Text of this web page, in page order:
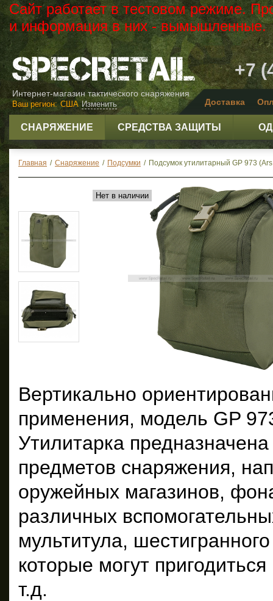
Сайт работает в тестовом режиме.
и информация в них - вымышленные.
Интернет-магазин тактического снаряжения
+7
Доставка
Изменить
Ваш регион: США
СНАРЯЖЕНИЕ СРЕДСТВА ЗАЩИТЫ
Главная / Снаряжение / Подсумки / Подсумок утилитарный GP 973
Нет в наличии
Вертикально
применения, модель GP
Утилитарка
предметов снаряжения,
оружейных магазинов,
различных
мультитула,
которые могут
т.д.